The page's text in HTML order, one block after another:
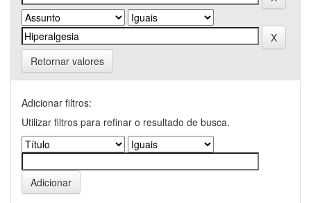
Retornar valores
Adicionar filtros:
Utilizar filtros para refinar o resultado de busca.